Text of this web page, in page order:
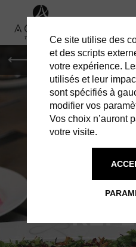
MONACO
INDIES
Ce site utilise des
et des scripts
votre expérience.
utilisés et leur
sont spécifiés à
modifier vos
Vos choix n’auront
votre visite.